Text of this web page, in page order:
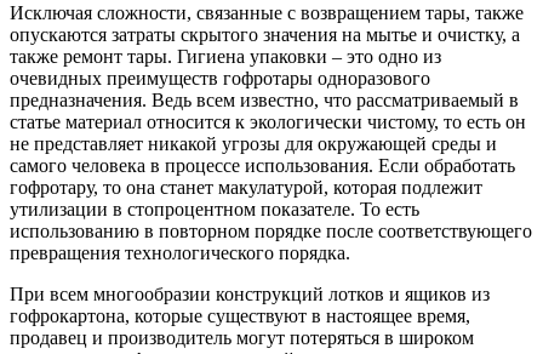
Исключая сложности, связанные с возвращением тары, также
опускаются затраты скрытого значения на мытье и очистку, а
также ремонт тары. Гигиена упаковки – это одно из
очевидных преимуществ гофротары одноразового
предназначения. Ведь всем известно, что рассматриваемый в
статье материал относится к экологически чистому, то есть он
не представляет никакой угрозы для окружающей среды и
самого человека в процессе использования. Если обработать
гофротару, то она станет макулатурой, которая подлежит
утилизации в стопроцентном показателе. То есть
использованию в повторном порядке после соответствующего
превращения технологического порядка.
При всем многообразии конструкций лотков и ящиков из
гофрокартона, которые существуют в настоящее время,
продавец и производитель могут потеряться в широком